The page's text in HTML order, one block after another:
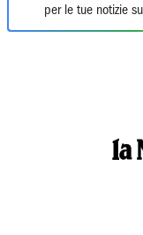
per le tue notizie